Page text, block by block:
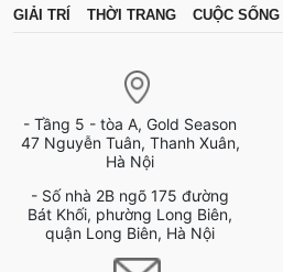
GIẢI TRÍ THỜI TRANG CUỘC SỐNG
- Tầng 5 - tòa A, Gold Season
47 Nguyễn Tuân, Thanh Xuân,
Hà Nội
- Số nhà 2B ngõ 175 đường
Bát Khối, phường Long Biên,
quận Long Biên, Hà Nội